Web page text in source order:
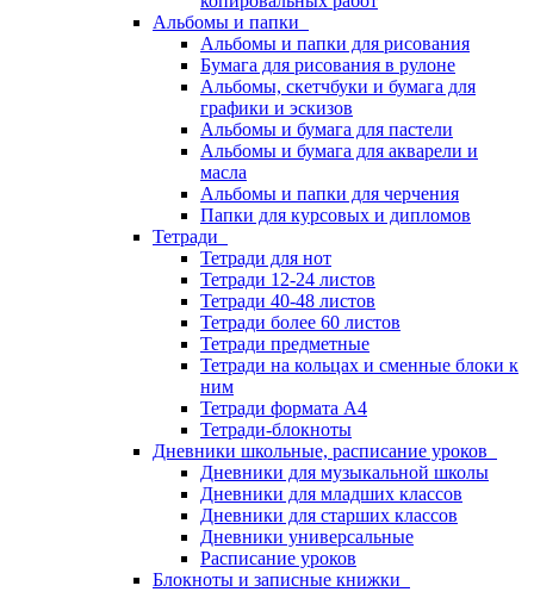
Альбомы и папки
Альбомы и папки для рисования
Бумага для рисования в рулоне
Альбомы, скетчбуки и бумага для
графики и эскизов
Альбомы и бумага для пастели
Альбомы и бумага для акварели и
масла
Альбомы и папки для черчения
Папки для курсовых и дипломов
Тетради
Тетради для нот
Тетради 12-24 листов
Тетради 40-48 листов
Тетради более 60 листов
Тетради предметные
Тетради на кольцах и сменные блоки к
ним
Тетради формата А4
Тетради-блокноты
Дневники школьные, расписание уроков
Дневники для музыкальной школы
Дневники для младших классов
Дневники для старших классов
Дневники универсальные
Расписание уроков
Блокноты и записные книжки